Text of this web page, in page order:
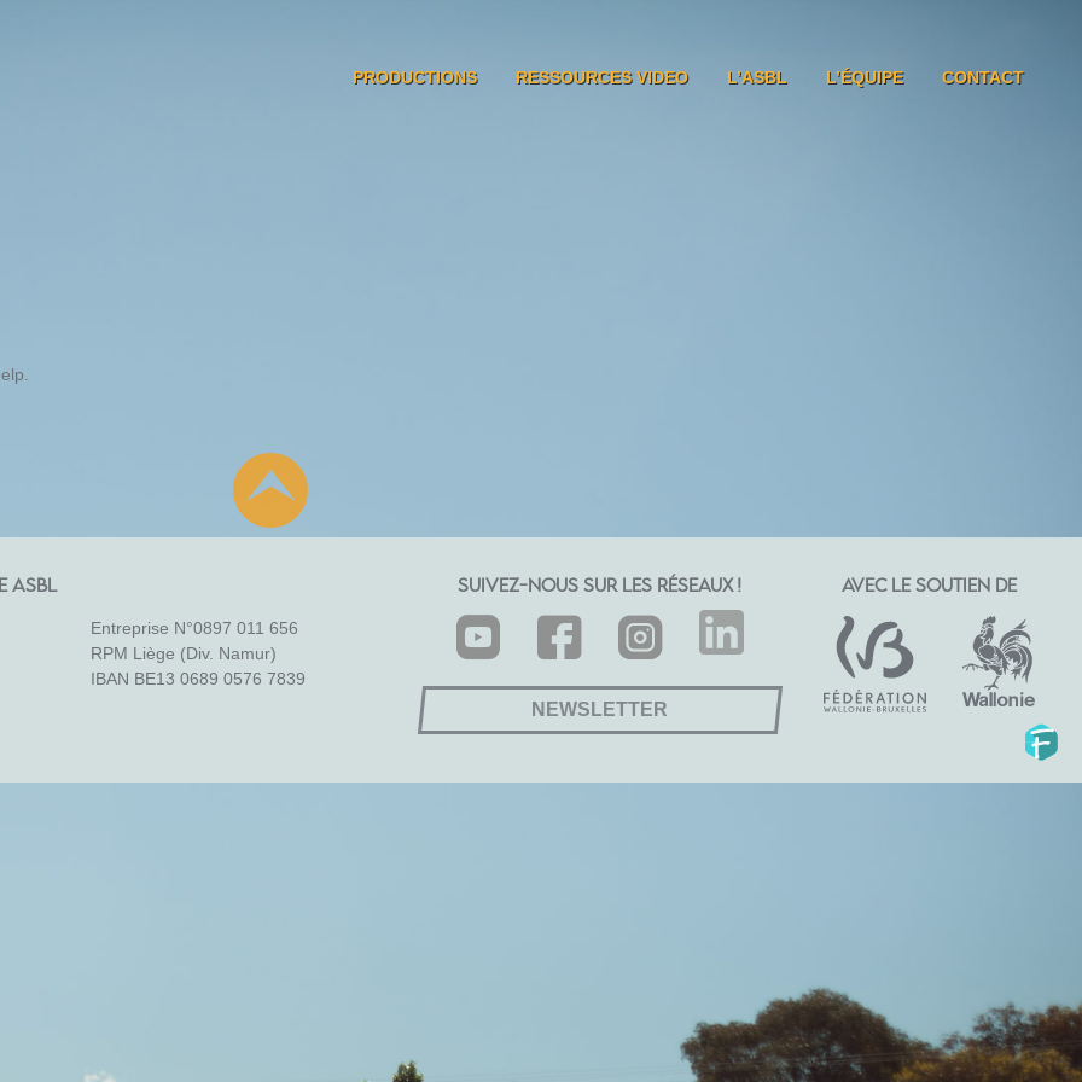
PRODUCTIONS RESSOURCES VIDEO L’ASBL L’ÉQUIPE CONTACT
ASBL
Entreprise N°0897 011 656
RPM Liège (Div. Namur)
IBAN BE13 0689 0576 7839
SUIVEZ-NOUS SUR LES RÉSEAUX !
NEWSLETTER
AVEC LE SOUTIEN DE